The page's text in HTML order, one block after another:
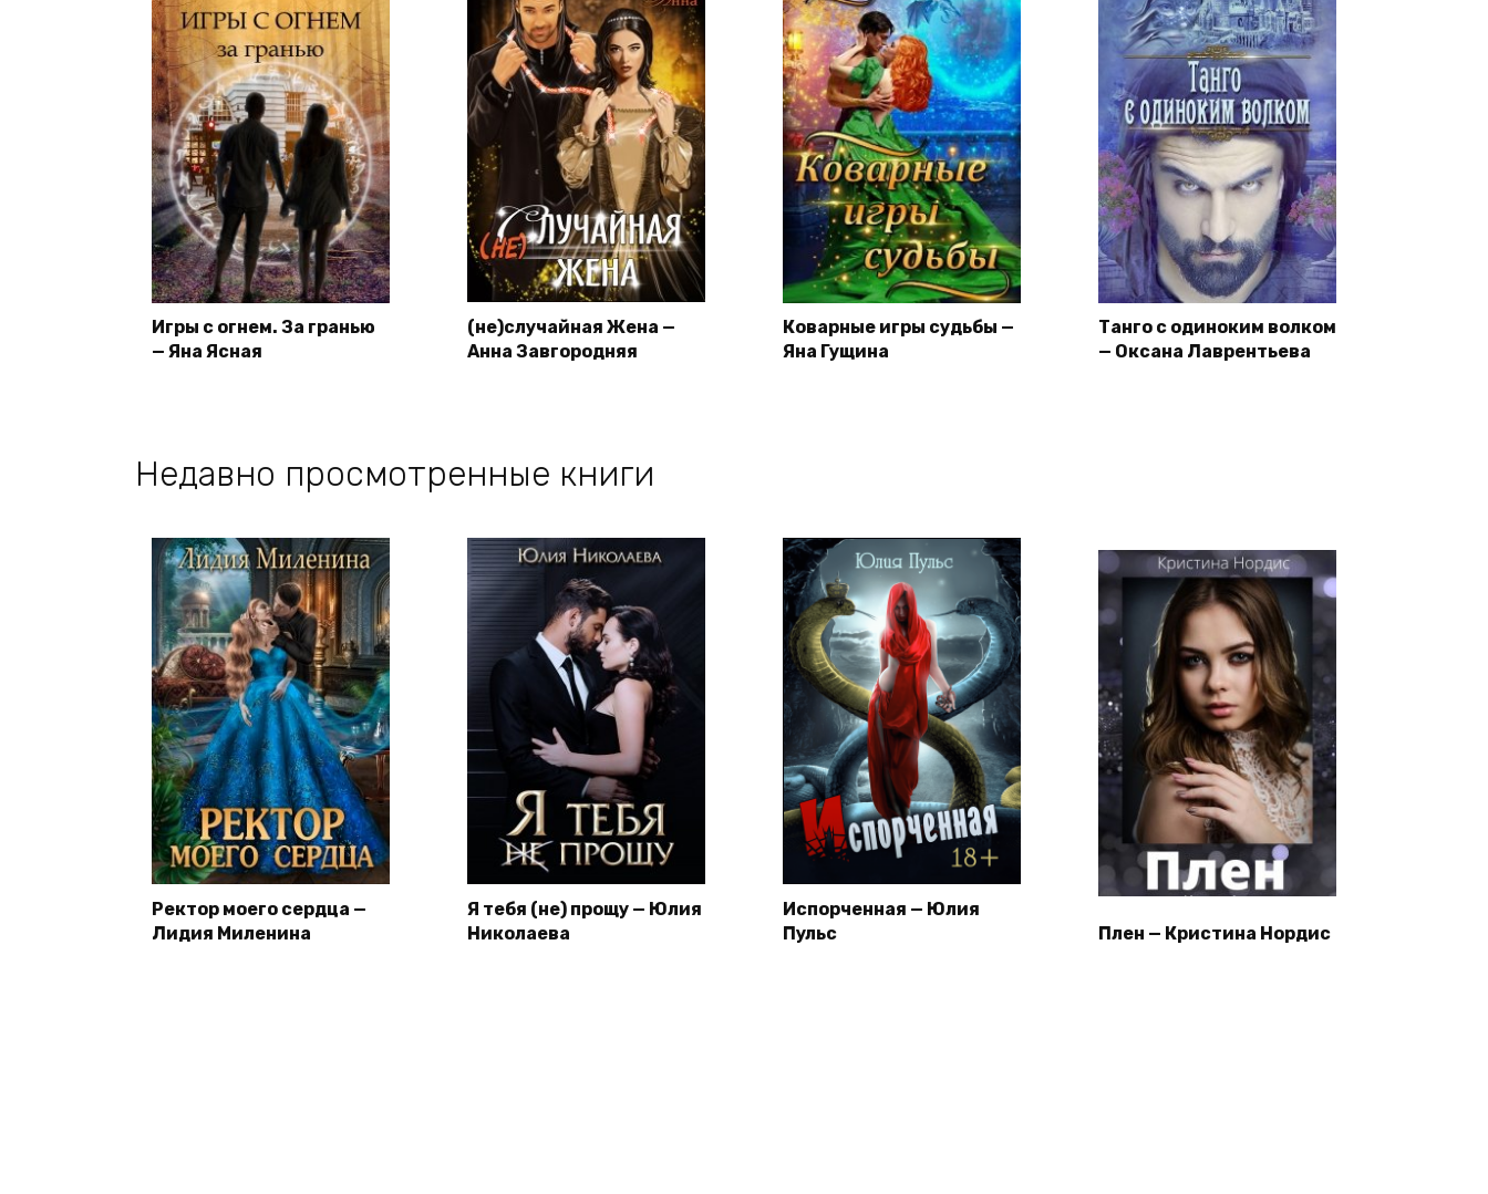
Игры с огнем. За гранью
— Яна Ясная
(не)случайная Жена —
Анна Завгородняя
Коварные игры судьбы —
Яна Гущина
Танго с одиноким волком
— Оксана Лаврентьева
Недавно просмотренные книги
Ректор моего сердца —
Лидия Миленина
Я тебя (не) прощу — Юлия
Николаева
Испорченная — Юлия
Пульс
Плен — Кристина Нордис